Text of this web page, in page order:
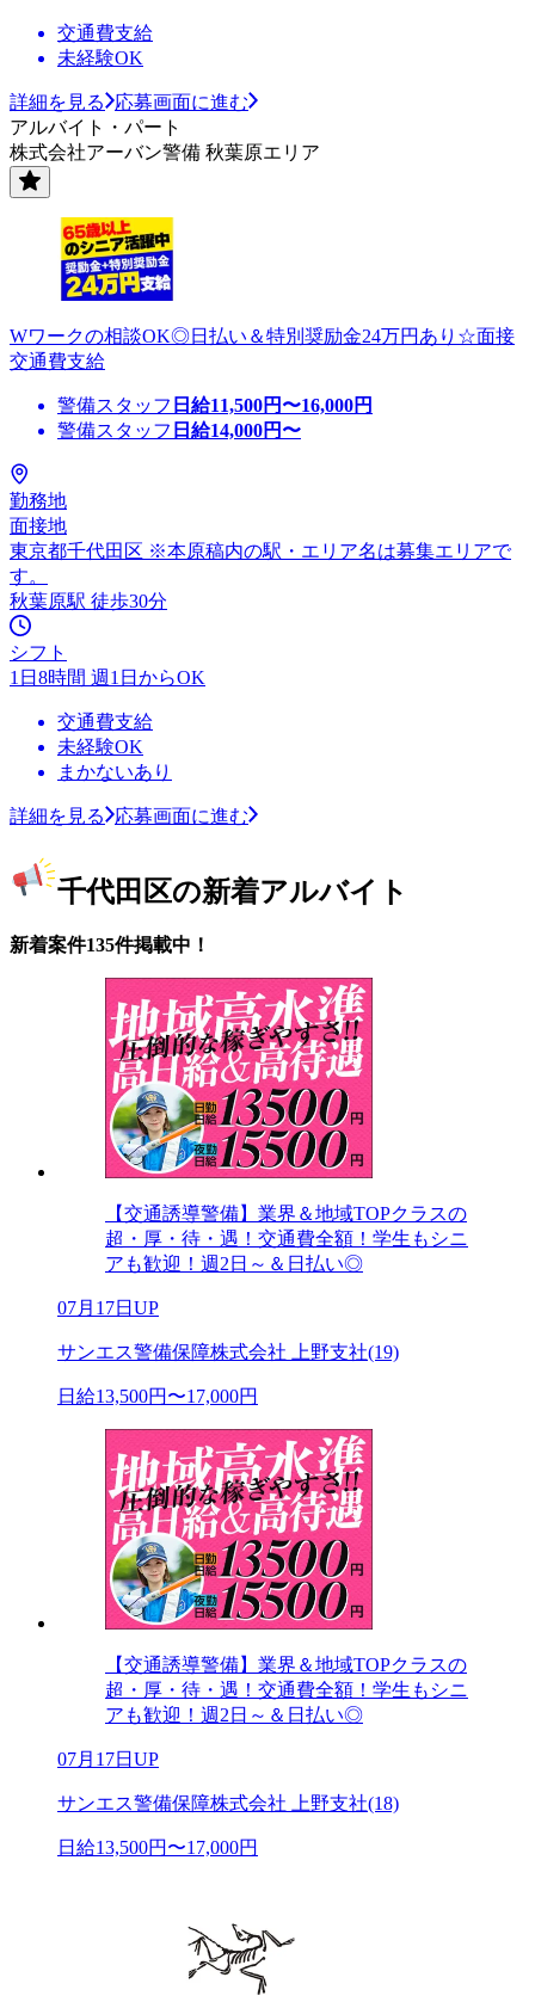
交通費支給
未経験OK
詳細を見る
応募画面に進む
アルバイト・パート
株式会社アーバン警備 秋葉原エリア
Wワークの相談OK◎日払い＆特別奨励金24万円あり☆面接
交通費支給
警備スタッフ 日給11,500円〜16,000円
警備スタッフ 日給14,000円〜
勤務地
面接地
東京都千代田区 ※本原稿内の駅・エリア名は募集エリアで
す。
秋葉原駅 徒歩30分
シフト
1日8時間 週1日からOK
交通費支給
未経験OK
まかないあり
詳細を見る 応募画面に進む
千代田区の新着アルバイト
新着案件135件掲載中！
【交通誘導警備】業界＆地域TOPクラスの
超・厚・待・遇！交通費全額！学生もシニ
アも歓迎！週2日～＆日払い◎
07月17日UP
サンエス警備保障株式会社 上野支社(19)
日給13,500円〜17,000円
【交通誘導警備】業界＆地域TOPクラスの
超・厚・待・遇！交通費全額！学生もシニ
アも歓迎！週2日～＆日払い◎
07月17日UP
サンエス警備保障株式会社 上野支社(18)
日給13,500円〜17,000円